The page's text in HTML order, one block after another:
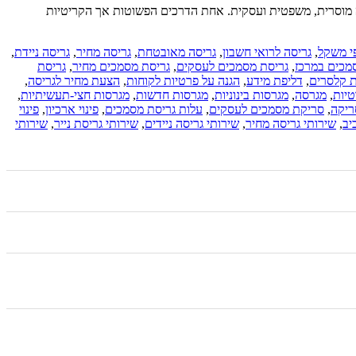
מוסרית, משפטית ועסקית. אחת הדרכים הפשוטות אך הקריטיות
משקל, גריסה לרואי חשבון, גריסה מאובטחת, גריסה מחיר, גריסה ניידת,
במרכז, גריסת מסמכים לעסקים, גריסת מסמכים מחיר, גריסת
קלסרים, דליפת מידע, הגנה על פרטיות לקוחות, הצעת מחיר לגריסה,
, מגרסה, מגרסות בינוניות, מגרסות חדשות, מגרסות חצי-תעשיתיות,
, סריקת מסמכים לעסקים, עלות גריסת מסמכים, פינוי ארכיון, פינוי
, שירותי גריסה מחיר, שירותי גריסה ניידים, שירותי גריסת נייר, שירותי